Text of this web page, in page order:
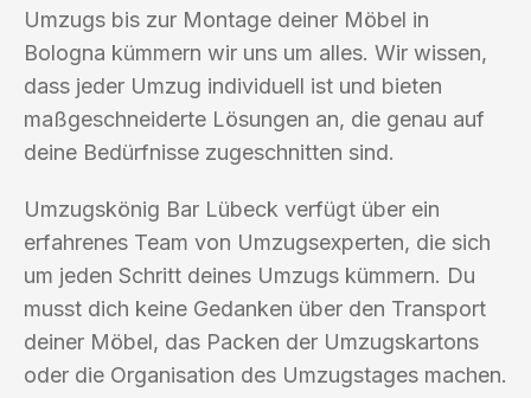
Umzugs bis zur Montage deiner Möbel in
Bologna kümmern wir uns um alles. Wir wissen,
dass jeder Umzug individuell ist und bieten
maßgeschneiderte Lösungen an, die genau auf
deine Bedürfnisse zugeschnitten sind.
Umzugskönig Bar Lübeck verfügt über ein
erfahrenes Team von Umzugsexperten, die sich
um jeden Schritt deines Umzugs kümmern. Du
musst dich keine Gedanken über den Transport
deiner Möbel, das Packen der Umzugskartons
oder die Organisation des Umzugstages machen.